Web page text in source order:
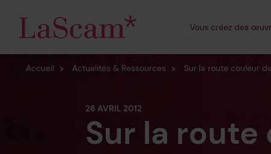
Vous créezdes
Dessin/illustration
Accueil Actualités & Ressources Sur la route couleur
26 AVRIL 2012
Sur la